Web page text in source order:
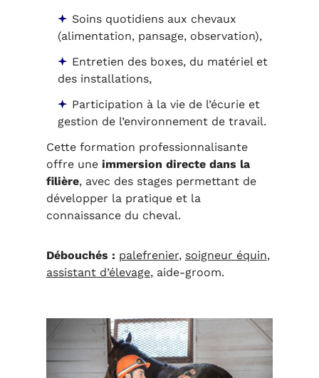
Soins quotidiens aux chevaux
(alimentation, pansage, observation),
Entretien des boxes, du matériel et
des installations,
Participation à la vie de l’écurie et
gestion de l’environnement de travail.
Cette formation professionnalisante
offre une immersion directe dans la
filière, avec des stages permettant de
développer la pratique et la
connaissance du cheval.
Débouchés : palefrenier, soigneur équin,
assistant d’élevage, aide-groom.